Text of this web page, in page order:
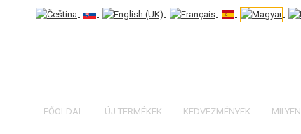
FŐOLDAL ÚJ TERMÉKEK KEDVEZMÉNYEK